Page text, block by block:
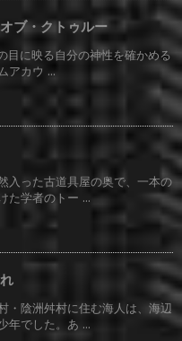
ブ・クトゥルー
に映る自分の神性を確かめる
アカウ ...
入った古道具屋の奥で、一本の
た学者のトー ...
陰洲舛村に住む海人は、海辺
年でした。あ ...